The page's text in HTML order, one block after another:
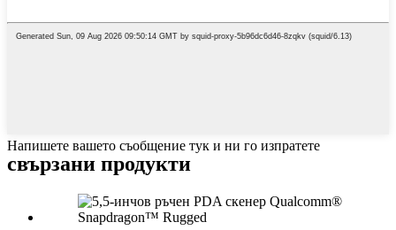
Напишете вашето съобщение тук и ни го изпратете
свързани продукти